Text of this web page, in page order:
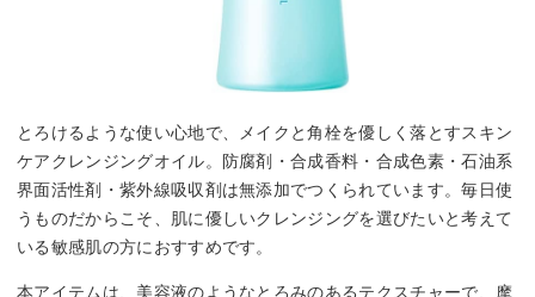
とろけるような使い心地で、メイクと角栓を優しく落とすスキン
ケアクレンジングオイル。防腐剤・合成香料・合成色素・石油系
界面活性剤・紫外線吸収剤は無添加でつくられています。毎日使
うものだからこそ、肌に優しいクレンジングを選びたいと考えて
いる敏感肌の方におすすめです。
本アイテムは、美容液のようなとろみのあるテクスチャーで、摩